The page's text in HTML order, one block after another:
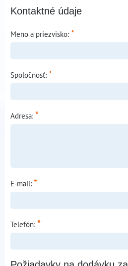
Kontaktné údaje
Meno a priezvisko: *
Spoločnosť: *
Adresa: *
E-mail: *
Telefón: *